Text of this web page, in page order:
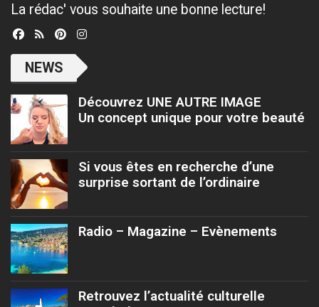
La rédac' vous souhaite une bonne lecture!
NEWS
Découvrez UNE AUTRE IMAGE
Un concept unique pour votre beauté
Si vous êtes en recherche d’une
surprise sortant de l’ordinaire
Radio – Magazine – Evènements
Retrouvez l’actualité culturelle